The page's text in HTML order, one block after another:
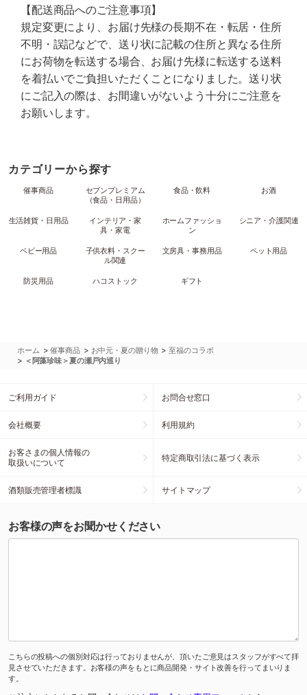
【配送商品へのご注意事項】
規定変更により、お届け先様の長期不在・転居・住所
不明・誤記などで、送り状に記載の住所と異なる住所
にお荷物を転送する場合、お届け先様に転送する送料
を着払いでご負担いただくことになりました。送り状
にご記入の際は、お間違いがないよう十分にご注意を
お願いします。
カテゴリーから探す
催事商品
セブンプレミアム
（食品・日用品）
食品・飲料 お酒
生活雑貨・日用品
インテリア・家
具・家電
ホームファッショ
ン
シニア・介護関連
ベビー用品
子供衣料・スクー
ル関連
文房具・事務用品 ペット用品
防災用品 ハコストック ギフト
ホーム >催事商品 > お中元・夏の贈り物 >至福のコラボ
> ＜阿藻珍味＞夏の瀬戸内巡り
ご利用ガイド お問合せ窓口
会社概要 利用規約
お客さまの個人情報の
取扱いについて
特定商取引法に基づく表示
酒類販売管理者標識 サイトマップ
お客様の声をお聞かせください
こちらの投稿への個別対応は行っておりませんが、頂いたご意見はスタッフがすべて拝
見させていただきます。お客様の声をもとに商品開発・サイト改善を行ってまいりま
す。